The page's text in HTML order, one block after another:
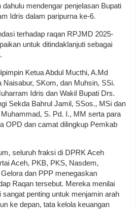
mendengar penjelasan Bupati
Idris dalam paripurna ke-6.
terhadap raqan RPJMD 2025-
untuk ditindaklanjuti sebagai
Ketua Abdul Mucthi, A.Md
Naisabur, SKom, dan Muhsin, SSi.
Idris dan Wakil Bupati Drs.
Sekda Bahrul Jamil, SSos., MSi dan
S. Pd. I., MM serta para
OPD dan camat dilingkup Pemkab
seluruh fraksi di DPRK Aceh
Aceh, PKB, PKS, Nasdem,
dan PPP menegaskan
Raqan tersebut. Mereka menilai
sangat penting untuk menjamin arah
ke depan, tata kelola keuangan